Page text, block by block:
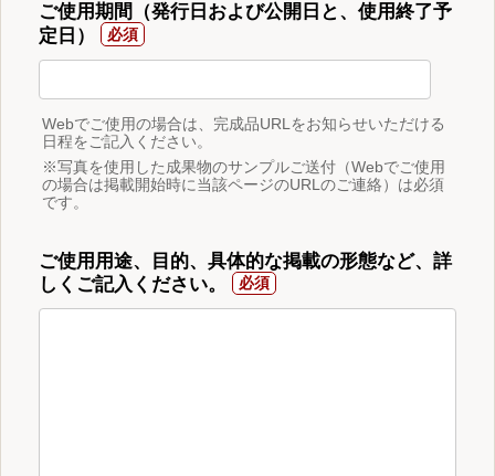
ご使用期間（発行日および公開日と、使用終了予
定日）
Webでご使用の場合は、完成品URLをお知らせいただける
日程をご記入ください。
※写真を使用した成果物のサンプルご送付（Webでご使用
の場合は掲載開始時に当該ページのURLのご連絡）は必須
です。
ご使用用途、目的、具体的な掲載の形態など、詳
しくご記入ください。